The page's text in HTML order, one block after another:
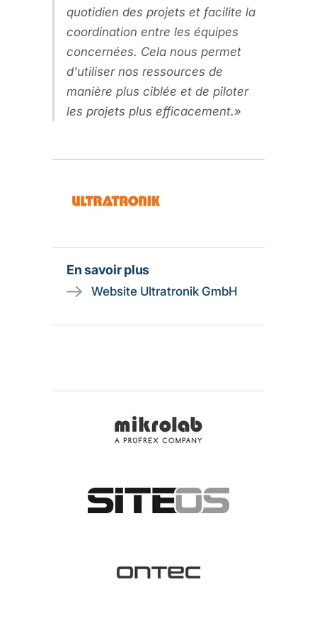
quotidien des projets et facilite la
coordination entre les équipes
concernées. Cela nous permet
d'utiliser nos ressources de
manière plus ciblée et de piloter
les projets plus efficacement.
En savoir plus
Website Ultratronik GmbH